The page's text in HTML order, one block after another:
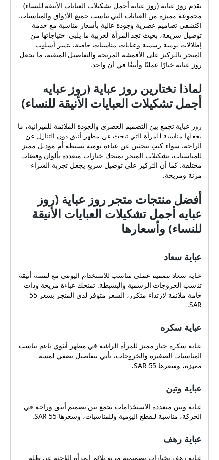
تقدم روز عباية (روز عبايه أجمل تشكيلات العبايات الأنيقة للنساء)
مجموعة مميزة من العبايات التي تناسب جميع الأذواق والمناسبات.
اكتشفي تصاميم عصرية وجودة عالية بأسعار مناسبة مع خدمة
توصيل سريعة، بحيث تجد المرأة العربية ما يلبي احتياجاتها من
إطلالات يومية رسمية وعبايات مناسبات خاصة. يتميز أسلوب
المتجر بالتركيز على الأقمشة المريحة والتفاصيل المتقنة، ما يجعل
روز عباية خيارًا عمليًا وأنيقًا في آن واحد.
لماذا تختارين روز عباية (روز عبايه
أجمل تشكيلات العبايات الأنيقة للنساء)
روز عباية تجمع بين التصميم العصري والجودة الملائمة للميزانية، ما
يجعلها مناسبة للمرأة التي تبحث عن مظهر أنيق دون التنازل عن
الراحة. سواء كنتِ تبحثين عن عباءة يومية بسيطة أم موديل مميز
للمناسبات، تشكيلات المتجر تمنحك خيارات متعددة بألوان وقصّات
مختلفة. كما أن التركيز على توصيل سريع يجعل تجربة الشراء
مرنة ومريحة.
أفضل منتجات متجر روز عباية (روز
عبايه أجمل تشكيلات العبايات الأنيقة
للنساء) وأسعارها
عباية سعاد
عباية سعاد تصميم عملي مناسب للاستخدام اليومي مع لمسة أنيقة
تناسب الخروجات الرسمية والبسيطة. تمنحك عباءة مريحة وذات
خامة ملائمة لارتداء متكرر، السعر متوفر لدى المتجر بسعر 55
SAR.
عباية سكره
عباية سكره خيار مميز للمرأة الراغبة في مظهر أنثوي ناعم يناسب
المناسبات الصغيرة والخروجات، تأتي بتفاصيل تضفي لمسة
مميزة، وسعرها 55 SAR.
عباية وتين
عباية وتين متعددة الاستخدامات تجمع بين تصميم أنيق وراحة في
الحركة، مناسبة للقطع اليومية وللمناسبات، وسعرها 55 SAR.
عباية رهف
عباية رهف بخيارات تصميمية مرنة تلائم المرأة الباحثة عن طلة